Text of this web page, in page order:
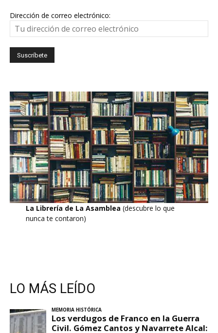
Dirección de correo electrónico:
La Librería de La Asamblea (descubre lo que
nunca te contaron)
LO MÁS LEÍDO